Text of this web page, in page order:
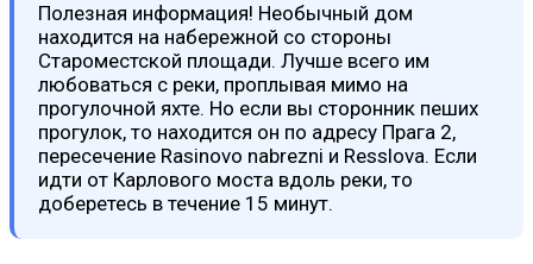
Полезная информация! Необычный дом
находится на набережной со стороны
Староместской площади. Лучше всего им
любоваться с реки, проплывая мимо на
прогулочной яхте. Но если вы сторонник пеших
прогулок, то находится он по адресу Прага 2,
пересечение Rasinovo nabrezni и Resslova. Если
идти от Карлового моста вдоль реки, то
доберетесь в течение 15 минут.